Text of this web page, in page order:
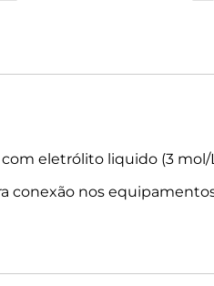
eletrólito liquido (3
conexão nos